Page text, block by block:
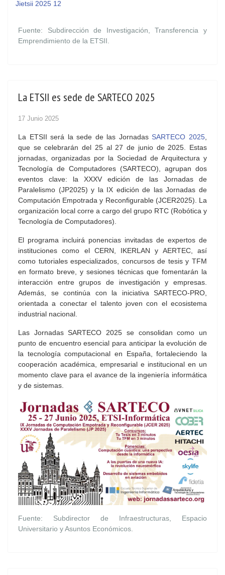
Jietsii 2025 12
Fuente: Subdirección de Investigación, Transferencia y
Emprendimiento de la ETSII.
La ETSII es sede de SARTECO 2025
17 Junio 2025
La ETSII será la sede de las Jornadas SARTECO 2025
que se celebrarán del 25 al 27 de junio de 2025. Estas
jornadas, organizadas por la Sociedad de Arquitectura y
Tecnología de Computadores (SARTECO), agrupan dos
eventos clave: la XXXV edición de las Jornadas de
Paralelismo (JP2025) y la IX edición de las Jornadas de
Computación Empotrada y Reconfigurable (JCER2025). La
organización local corre a cargo del grupo RTC (Robótica y
Tecnología de Computadores).
El programa incluirá ponencias invitadas de expertos de
instituciones como el CERN, IKERLAN y AERTEC, así
como tutoriales especializados, concursos de tesis y TFM
en formato breve, y sesiones técnicas que fomentarán la
interacción entre grupos de investigación y empresas.
Además, se continúa con la iniciativa SARTECO‑PRO,
orientada a conectar el talento joven con el ecosistema
industrial nacional.
Las Jornadas SARTECO 2025 se consolidan como un
punto de encuentro esencial para anticipar la evolución de
la tecnología computacional en España, fortaleciendo la
cooperación académica, empresarial e institucional en un
momento clave para el avance de la ingeniería informática
y de sistemas.
Fuente: Subdirector de Infraestructuras, Espacio
Universitario y Asuntos Económicos.